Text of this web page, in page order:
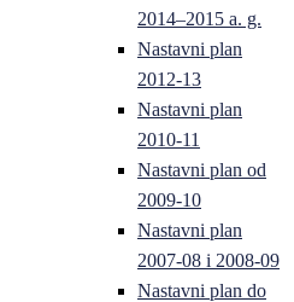
2014–2015 a. g.
Nastavni plan
2012-13
Nastavni plan
2010-11
Nastavni plan od
2009-10
Nastavni plan
2007-08 i 2008-09
Nastavni plan do